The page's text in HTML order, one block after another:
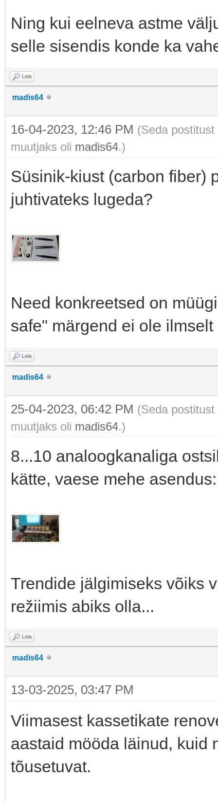
Ning kui eelneva astme
selle sisendis konde ka
Leia
madis64
16-04-2023, 12:46 PM (Seda
muutjaks oli madis64.)
Süsinik-kiust (carbon fiber)
juhtivateks lugeda?
Need konkreetsed on
safe" märgend ei ole
Leia
madis64
25-04-2023, 06:42 PM (Seda
muutjaks oli madis64.)
8...10 analoogkanaliga
kätte, vaese mehe asendus:
Trendide jälgimiseks võiks
režiimis abiks olla...
Leia
madis64
13-03-2025, 03:47 PM
Viimasest kassetikate
aastaid mööda läinud, kuid
tõusetuvat.